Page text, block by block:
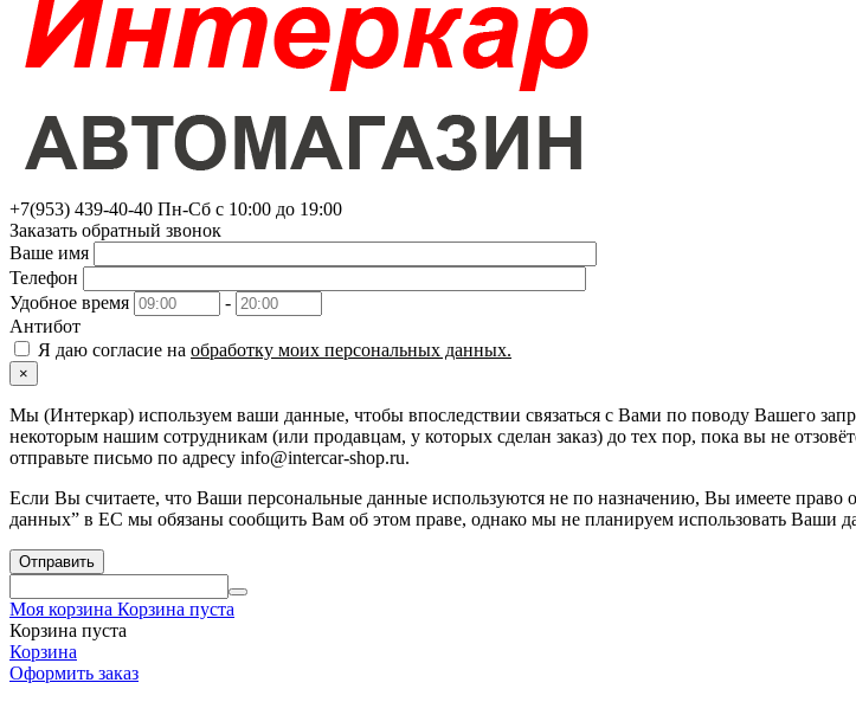
+7(953) 439-40-40 Пн-Сб с 10:00 до 19:00
Заказать обратный звонок
Ваше имя
Телефон
Удобное время
-
Антибот
Я даю согласие на обработку моих персональных данных.
×
Мы (Интеркар) используем ваши данные, чтобы впоследствии связаться с Вами по поводу Вашего
некоторым нашим сотрудникам (или продавцам, у которых сделан заказ) до тех пор, пока вы не
отправьте письмо по адресу info@intercar-shop.ru.
Если Вы считаете, что Ваши персональные данные используются не по назначению, Вы имеете право
данных” в ЕС мы обязаны сообщить Вам об этом праве, однако мы не планируем использовать Ваши
Отправить
Моя корзина Корзина пуста
Корзина пуста
Корзина
Оформить заказ